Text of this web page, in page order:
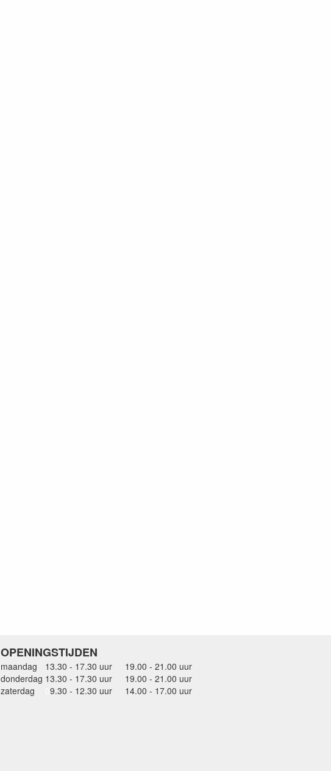
OPENINGSTIJDEN
maandag 13.30 - 17.30 uur
19.00 - 21.00 uur
donderdag 13.30 - 17.30 uur
19.00 - 21.00 uur
zaterdag
9.30 - 12.30 uur 14.00 - 17.00 uur